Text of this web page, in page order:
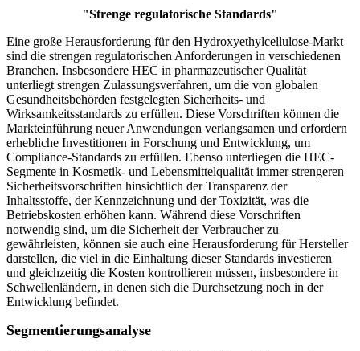
"Strenge regulatorische Standards"
Eine große Herausforderung für den Hydroxyethylcellulose-Markt
sind die strengen regulatorischen Anforderungen in verschiedenen
Branchen. Insbesondere HEC in pharmazeutischer Qualität
unterliegt strengen Zulassungsverfahren, um die von globalen
Gesundheitsbehörden festgelegten Sicherheits- und
Wirksamkeitsstandards zu erfüllen. Diese Vorschriften können die
Markteinführung neuer Anwendungen verlangsamen und erfordern
erhebliche Investitionen in Forschung und Entwicklung, um
Compliance-Standards zu erfüllen. Ebenso unterliegen die HEC-
Segmente in Kosmetik- und Lebensmittelqualität immer strengeren
Sicherheitsvorschriften hinsichtlich der Transparenz der
Inhaltsstoffe, der Kennzeichnung und der Toxizität, was die
Betriebskosten erhöhen kann. Während diese Vorschriften
notwendig sind, um die Sicherheit der Verbraucher zu
gewährleisten, können sie auch eine Herausforderung für Hersteller
darstellen, die viel in die Einhaltung dieser Standards investieren
und gleichzeitig die Kosten kontrollieren müssen, insbesondere in
Schwellenländern, in denen sich die Durchsetzung noch in der
Entwicklung befindet.
Segmentierungsanalyse